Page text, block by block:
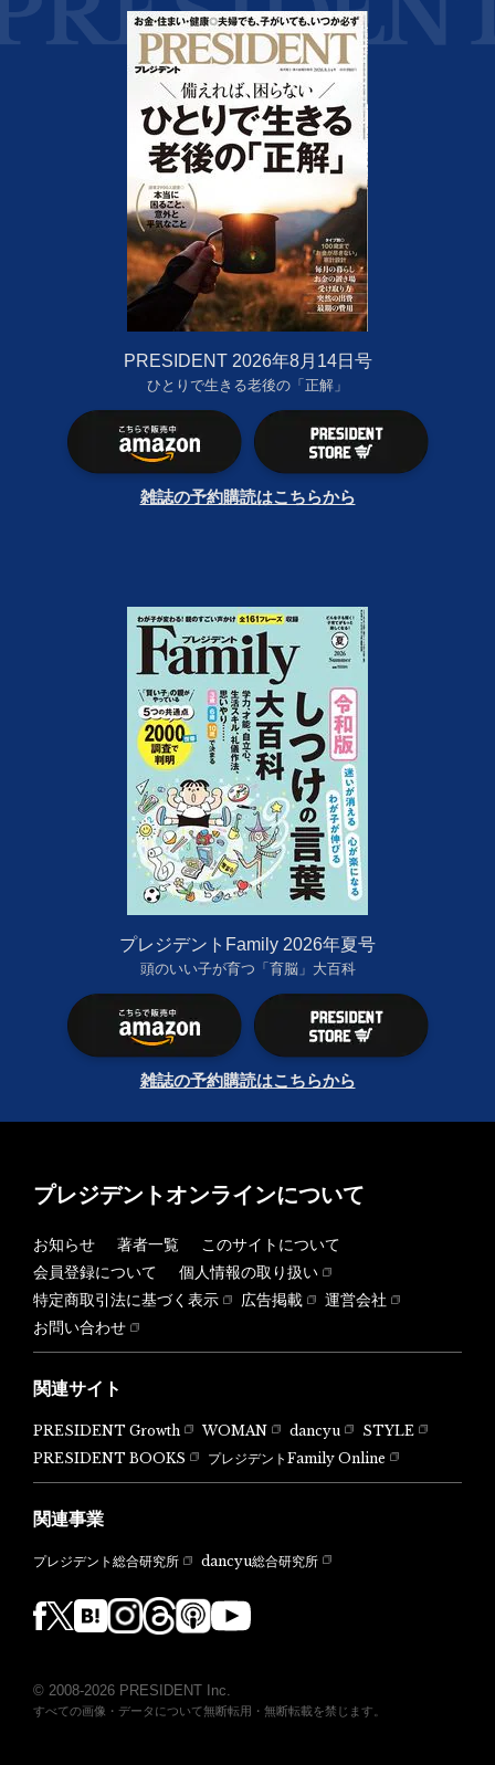
PRESIDENT 2026年8月14日号
ひとりで生きる老後の「正解」
雑誌の予約購読はこちらから
プレジデントFamily 2026年夏号
頭のいい子が育つ「育脳」大百科
雑誌の予約購読はこちらから
プレジデントオンラインについて
お知らせ 著者一覧
このサイトについて
会員登録について
個人情報の取り扱い
特定商取引法に基づく表示
広告掲載
運営会社
お問い合わせ
関連サイト
PRESIDENT Growth WOMAN dancyu
STYLE
PRESIDENT BOOKS
プレジデントFamily Online
関連事業
プレジデント総合研究所 dancyu総合研究所
© 2008-2026 PRESIDENT Inc.
すべての画像・データについて無断転用・無断転載を禁じます。